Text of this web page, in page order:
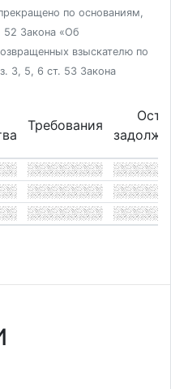
по основаниям,
52 Закона «Об
взыскателю по
3, 5, 6 ст. 53 Закона
Требования